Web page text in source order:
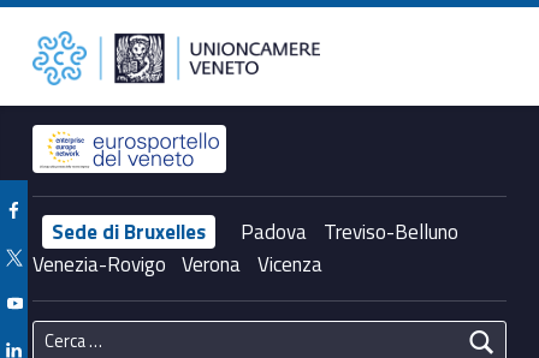
HORIZON-JU-SNS-2025-01-STREAM-B-03-02 – Unioncamere del Veneto Unioncamere del Veneto
Header info sidebar
Sede di Bruxelles Padova Treviso-Belluno
Venezia-Rovigo Verona Vicenza
Facebook Unioncamere Veneto
Twitter Unioncamere Veneto
Youtube Unioncamere Veneto
Linkedin Unioncamere Veneto
Ricerca per: